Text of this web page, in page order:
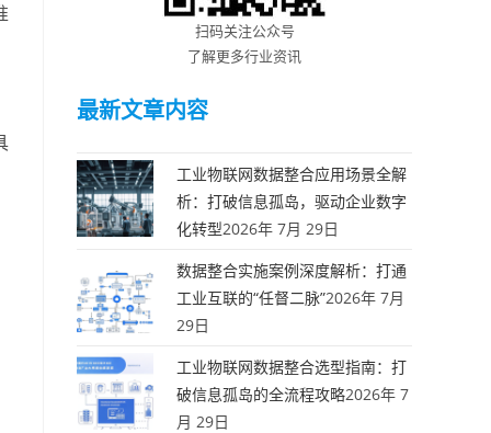
扫码关注公众号
了解更多行业资讯
最新文章内容
工业物联网数据整合应用场景全解
析：打破信息孤岛，驱动企业数字
化转型2026年 7月 29日
数据整合实施案例深度解析：打通
工业互联的“任督二脉”2026年 7月
29日
工业物联网数据整合选型指南：打
破信息孤岛的全流程攻略2026年 7
月 29日